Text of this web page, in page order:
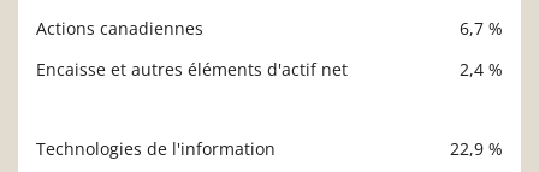
Actions canadiennes
6,7 %
Encaisse et autres éléments d'actif net
2,4 %
Technologies de l'information
22,9 %